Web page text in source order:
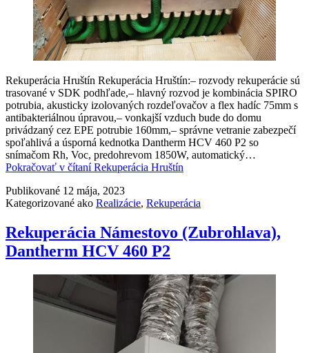
Rekuperácia Hruštín Rekuperácia Hruštín:– rozvody rekuperácie sú
trasované v SDK podhľade,– hlavný rozvod je kombinácia SPIRO
potrubia, akusticky izolovaných rozdeľovačov a flex hadíc 75mm s
antibakteriálnou úpravou,– vonkajší vzduch bude do domu
privádzaný cez EPE potrubie 160mm,– správne vetranie zabezpečí
spoľahlivá a úsporná kednotka Dantherm HCV 460 P2 so
snímačom Rh, Voc, predohrevom 1850W, automatický…
Pokračovať v čítaníRekuperácia Hruštín
Publikované 12 mája, 2023
Kategorizované ako Realizácie, Rekuperácia
Rekuperácia Námestovo (Zubrohlava),
Dantherm HCV 460 P2